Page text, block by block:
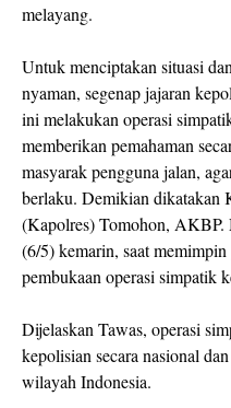
melayang.
Untuk menciptakan situasi
nyaman, segenap jajaran
ini melakukan operasi
memberikan pemahaman
masyarak pengguna jalan,
berlaku. Demikian dikatakan
(Kapolres) Tomohon,
(6/5) kemarin, saat
pembukaan operasi simpatik
Dijelaskan Tawas, operasi
kepolisian secara nasional
wilayah Indonesia.